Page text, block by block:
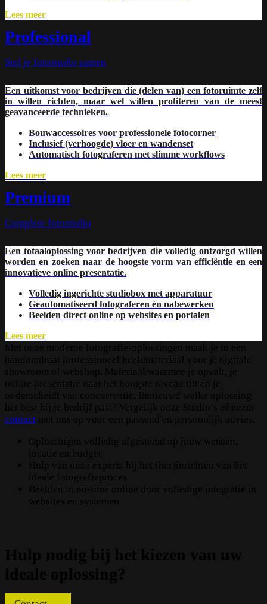
Lees meer
Professional
Stel je fotostudio samen
Een uitkomst voor bedrijven die (delen van) een fotoruimte zelf
in willen richten, maar wel willen profiteren van de meest
geavanceerde technieken.
Bouwaccessoires voor professionele fotocorner
Inclusief (verhoogde) vloer en wandenset
Automatisch fotograferen met slimme workflows
Lees meer
Premium
Complete fotostudio
Een totaaloplossing voor bedrijven die volledig ontzorgd willen
worden en zoeken naar de hoogste vorm van efficiëntie en een
innovatieve online presentatie.
Volledig ingerichte studiobox met apparatuur
Geautomatiseerd fotograferen én nabewerken
Beelden direct online op websites en portalen
Lees meer
contact